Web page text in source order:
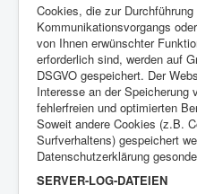
Cookies, die zur
Kommunikationsvorgangs
von Ihnen erwünschter
erforderlich sind, werden auf
DSGVO gespeichert. Der
Interesse an der Speicherung
fehlerfreien und optimierten
Soweit andere Cookies (z.B.
Surfverhaltens) gespeichert
Datenschutzerklärung
SERVER-LOG-DATEIEN